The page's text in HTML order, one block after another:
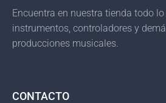
Encuentra en nuestra tienda todo
instrumentos, controladores y
producciones musicales.
CONTACTO